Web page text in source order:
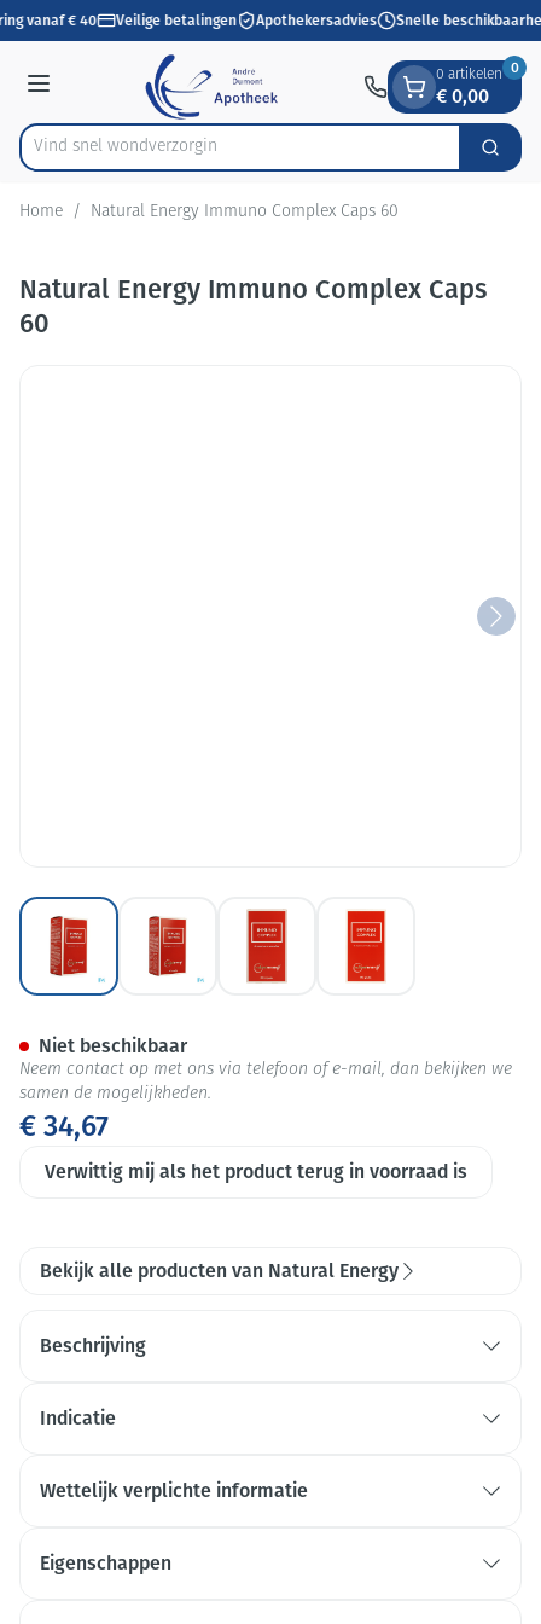
Ga naar de inhoud
1 van 1
vanaf € 40 Veilige betalingen Apothekersadvies Snelle
Menu
Product, merk, categorie...
Vind snel wondv Zoek
0 artikelen
€ 0,00
0
Home / Natural Energy Immuno Complex Caps 60
Natural Energy Immuno Complex Caps
60
View larger imageView larger imageView larger imageView larger image
€ 34,67
Verwittig mij als het product terug in voorraad is
Niet beschikbaar
Neem contact op met ons via telefoon of e-mail, dan bekijken we
samen de mogelijkheden.
Bekijk alle producten van Natural Energy
Beschrijving
werking van het immuunsysteem
Indicatie
Wettelijk verplichte informatie
Eigenschappen